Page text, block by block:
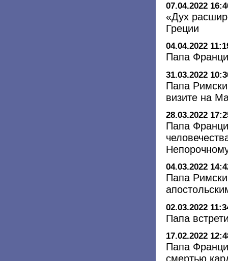
07.04.2022
«Дух
Греции
04.04.2022
Папа
31.03.2022
Папа
визите на
28.03.2022
Папа
04.03.2022
Папа
02.03.2022
Папа
17.02.2022
Папа
смертью